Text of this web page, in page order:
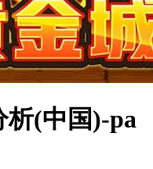
析(中国)-pa